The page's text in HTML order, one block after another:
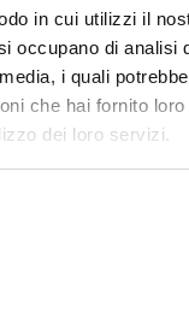
in cui utilizzi il
occupano di analisi
i quali
che hai fornito
dei loro servizi.
t